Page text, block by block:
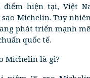
hiện tại, Việt
sao Michelin. Tuy
phát triển mạnh
quốc tế.
Michelin là gì?